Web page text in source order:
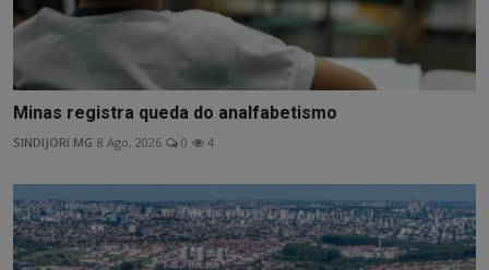
Minas registra queda do analfabetismo
SINDIJORI MG 8 Ago, 2026 0 4